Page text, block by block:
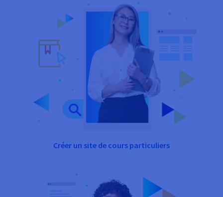
Créer un site de cours particuliers